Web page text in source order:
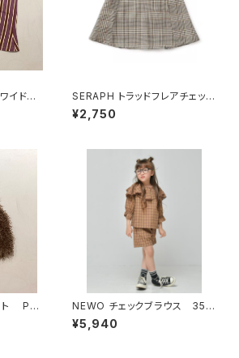
イドパ
SERAPH トラッドフレアチェック
スカート S418016
¥2,750
ト P41
NEWO チェックブラウス 352
6706
¥5,940